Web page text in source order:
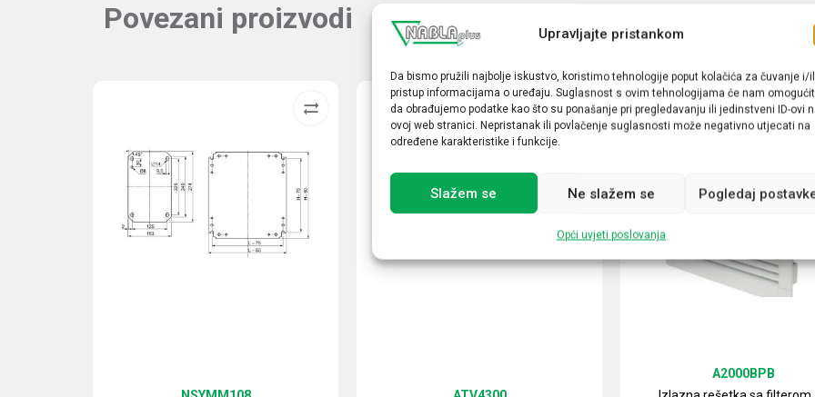
Upravljajte pristankom
Da bismo pružili najbolje iskustvo, koristimo tehnologije poput kolačića za čuvanje i/
pristup informacijama o uređaju. Suglasnost s ovim tehnologijama će nam
da obrađujemo podatke kao što su ponašanje pri pregledavanju ili jedinstveni ID-ovi
ovoj web stranici. Nepristanak ili povlačenje suglasnosti može negativno utjecati na
određene karakteristike i funkcije.
Slažem se Ne slažem se Pogledaj
Opći uvjeti poslovanja
Povezani proizvodi
A2000BPB